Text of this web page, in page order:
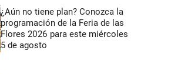
¿Aún no tiene plan? Conozca la
programación de la Feria de las
Flores 2026 para este miércoles
5 de agosto